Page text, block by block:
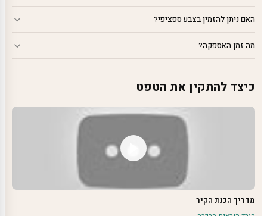
האם ניתן להזמין בצבע ספציפי?
מה זמן האספקה?
כיצד להתקין את הטפט
מדריך הכנת הקיר